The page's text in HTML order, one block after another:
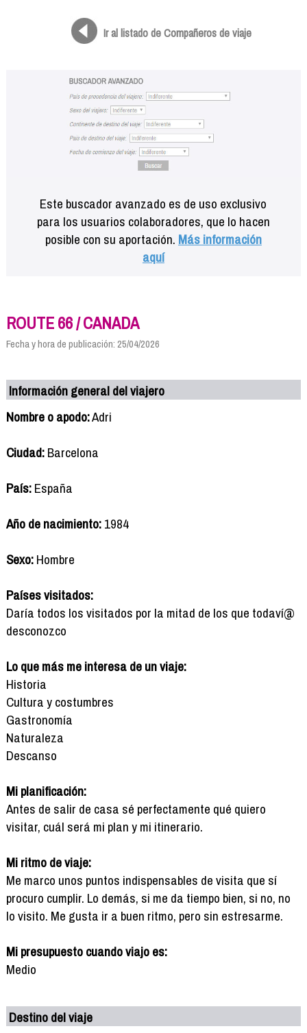
Ir al listado de Compañeros de viaje
Este buscador avanzado es de uso exclusivo
para los usuarios colaboradores, que lo hacen
posible con su aportación. Más información
aquí
ROUTE 66 / CANADA
Fecha y hora de publicación: 25/04/2026
Información general del viajero
Nombre o apodo:Adri
Ciudad:Barcelona
País:España
Año de nacimiento:1984
Sexo:Hombre
Países visitados:
Daría todos los visitados por la mitad de los que todaví@
desconozco
Lo que más me interesa de un viaje:
Historia
Cultura y costumbres
Gastronomía
Naturaleza
Descanso
Mi planificación:
Antes de salir de casa sé perfectamente qué quiero
visitar, cuál será mi plan y mi itinerario.
Mi ritmo de viaje:
Me marco unos puntos indispensables de visita que sí
procuro cumplir. Lo demás, si me da tiempo bien, si no, no
lo visito. Me gusta ir a buen ritmo, pero sin estresarme.
Mi presupuesto cuando viajo es:
Medio
Destino del viaje